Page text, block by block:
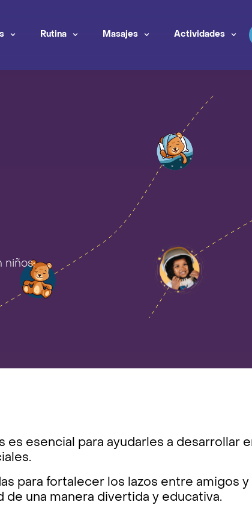
Rutina Masajes Actividades
niños.
es esencial para ayudarles a desarrollar
para fortalecer los lazos entre amigos y
de una manera divertida y educativa.